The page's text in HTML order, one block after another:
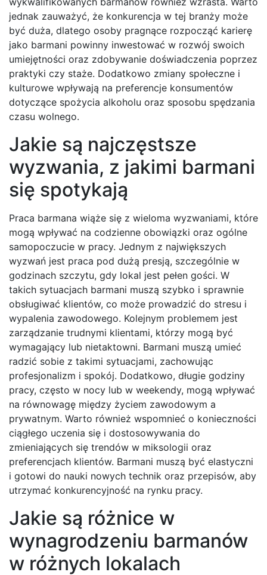
jednak zauważyć, że konkurencja w tej branży może
być duża, dlatego osoby pragnące rozpocząć karierę
jako barmani powinny inwestować w rozwój swoich
umiejętności oraz zdobywanie doświadczenia poprzez
praktyki czy staże. Dodatkowo zmiany społeczne i
kulturowe wpływają na preferencje konsumentów
dotyczące spożycia alkoholu oraz sposobu spędzania
czasu wolnego.
Jakie są najczęstsze
wyzwania, z jakimi barmani
się spotykają
Praca barmana wiąże się z wieloma wyzwaniami, które
mogą wpływać na codzienne obowiązki oraz ogólne
samopoczucie w pracy. Jednym z największych
wyzwań jest praca pod dużą presją, szczególnie w
godzinach szczytu, gdy lokal jest pełen gości. W
takich sytuacjach barmani muszą szybko i sprawnie
obsługiwać klientów, co może prowadzić do stresu i
wypalenia zawodowego. Kolejnym problemem jest
zarządzanie trudnymi klientami, którzy mogą być
wymagający lub nietaktowni. Barmani muszą umieć
radzić sobie z takimi sytuacjami, zachowując
profesjonalizm i spokój. Dodatkowo, długie godziny
pracy, często w nocy lub w weekendy, mogą wpływać
na równowagę między życiem zawodowym a
prywatnym. Warto również wspomnieć o konieczności
ciągłego uczenia się i dostosowywania do
zmieniających się trendów w miksologii oraz
preferencjach klientów. Barmani muszą być elastyczni
i gotowi do nauki nowych technik oraz przepisów, aby
utrzymać konkurencyjność na rynku pracy.
Jakie są różnice w
wynagrodzeniu barmanów
w różnych lokalach